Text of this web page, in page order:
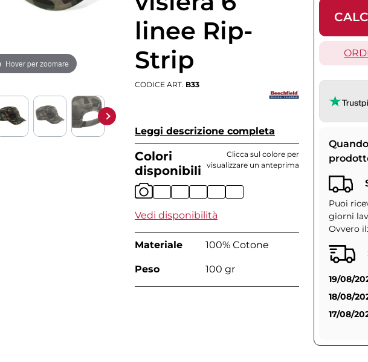
Hover per zoomare
linee Rip-
Strip
CODICE ART. B33
Leggi descrizione completa
Colori
disponibili
Clicca sul colore per
visualizzare un anteprima
Vedi disponibilità
Materiale 100% Cotone
Peso 100 gr
Puoi
giorni
Ovvero il:
19/08/
18/08/
17/08/